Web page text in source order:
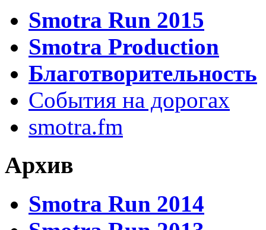
Smotra Run 2015
Smotra Production
Благотворительность
События на дорогах
smotra.fm
Архив
Smotra Run 2014